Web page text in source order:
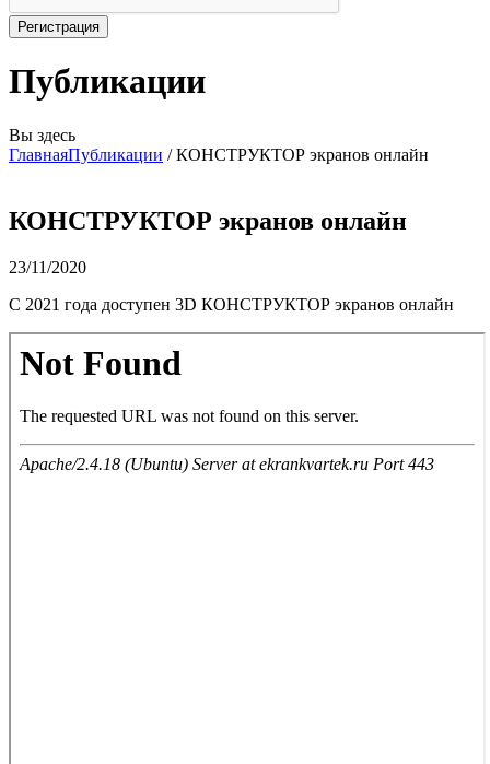
Публикации
Вы здесь
ГлавнаяПубликации /КОНСТРУКТОР экранов онлайн
КОНСТРУКТОР экранов онлайн
23/11/2020
С 2021 года доступен 3D КОНСТРУКТОР экранов онлайн